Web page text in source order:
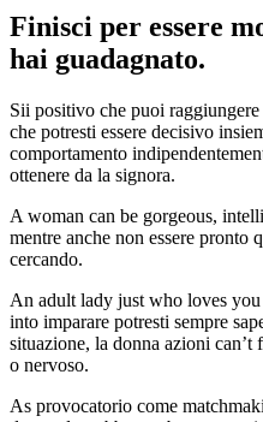
Finisci per essere
hai guadagnato.
Sii positivo che puoi
che potresti essere decisivo
comportamento
ottenere da la signora.
A woman can be gorgeous,
mentre anche non essere pronto
cercando.
An adult lady just who loves
into imparare potresti sempre
situazione, la donna azioni
o nervoso.
As provocatorio come